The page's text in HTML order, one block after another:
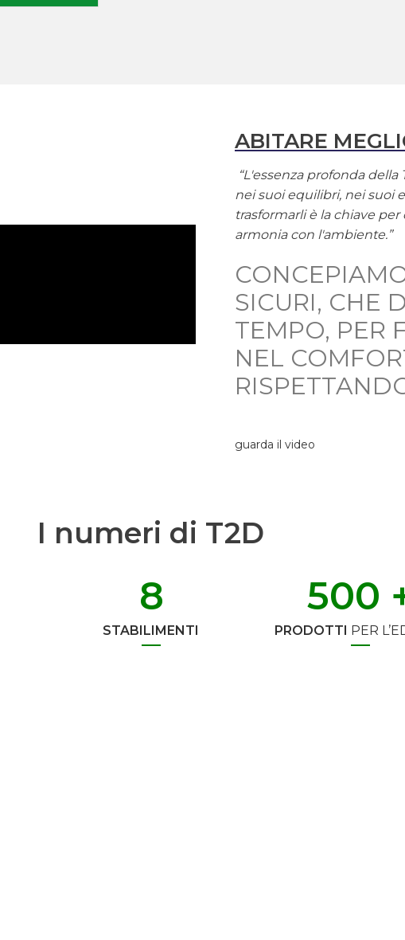
ABITARE
“L'essenza profonda
nei suoi equilibri, nei suoi
trasformarli è la chiave
armonia con l'ambiente.”
SICURI, CHE
TEMPO, PER
NEL
guarda il video
I numeri di T2D
STABILIMENTI
8
PRODOTTI PER
500